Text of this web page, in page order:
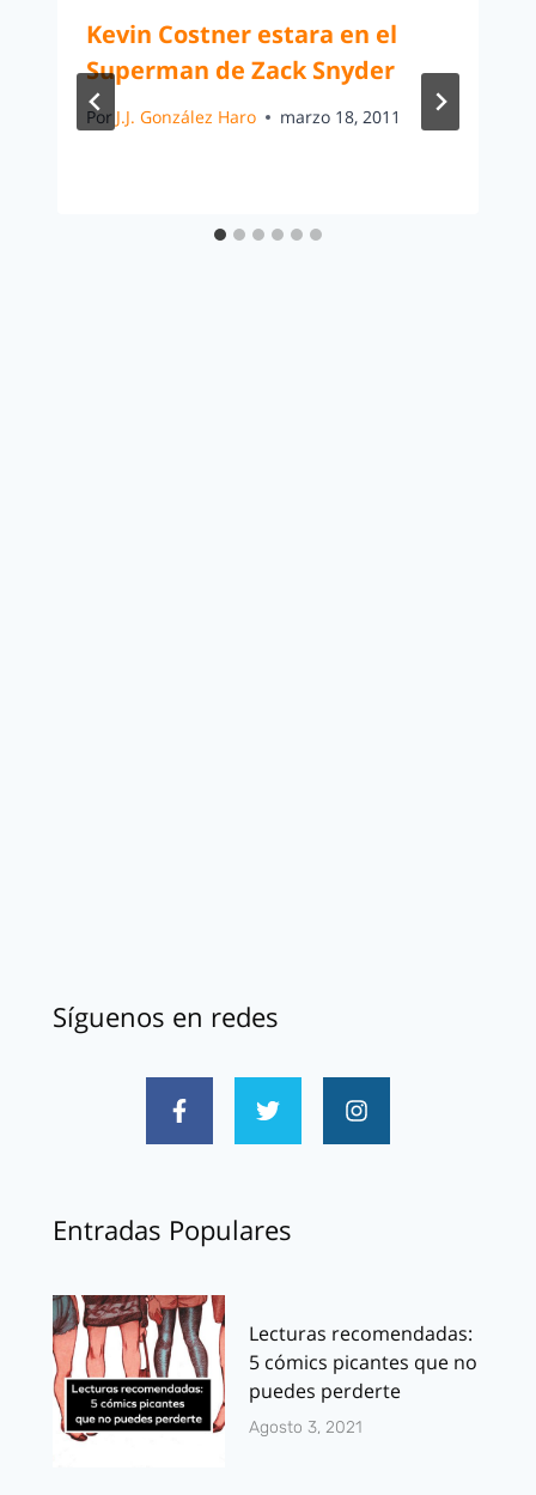
Kevin Costner estara en el
Superman de Zack Snyder
Por J.J. González Haro marzo 18, 2011
Síguenos en redes
Entradas Populares
Lecturas recomendadas:
5 cómics picantes que no
puedes perderte
Agosto 3, 2021